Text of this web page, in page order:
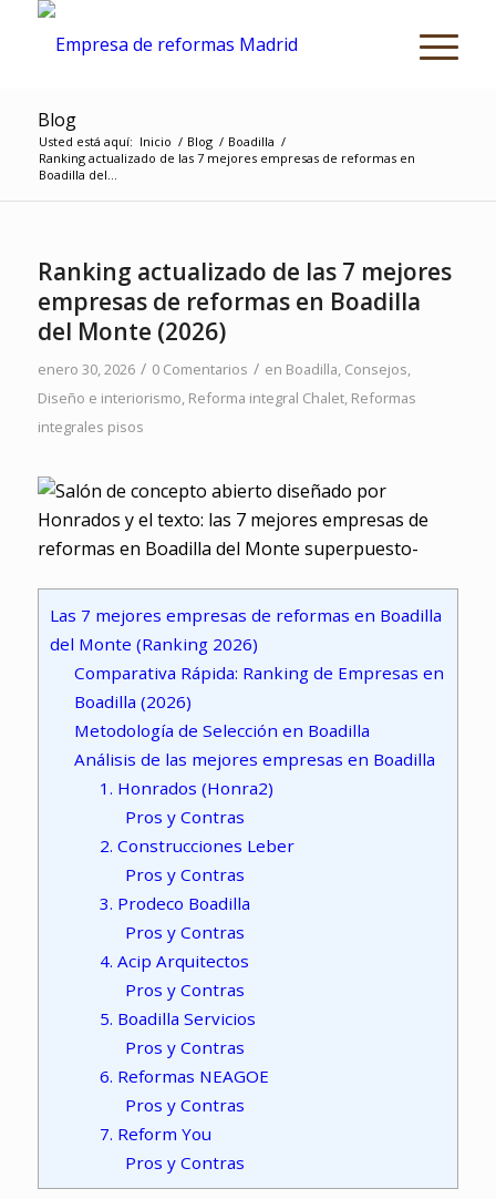
Blog
Usted está aquí: Inicio / Blog / Boadilla /
Ranking actualizado de las 7 mejores empresas de reformas en
Boadilla del...
Ranking actualizado de las 7 mejores
empresas de reformas en Boadilla
del Monte (2026)
enero 30, 2026 / 0 Comentarios / en Boadilla, Consejos,
Diseño e interiorismo, Reforma integral Chalet, Reformas
integrales pisos
Las 7 mejores empresas de reformas en Boadilla
del Monte (Ranking 2026)
Comparativa Rápida: Ranking de Empresas en
Boadilla (2026)
Metodología de Selección en Boadilla
Análisis de las mejores empresas en Boadilla
1. Honrados (Honra2)
Pros y Contras
2. Construcciones Leber
Pros y Contras
3. Prodeco Boadilla
Pros y Contras
4. Acip Arquitectos
Pros y Contras
5. Boadilla Servicios
Pros y Contras
6. Reformas NEAGOE
Pros y Contras
7. Reform You
Pros y Contras